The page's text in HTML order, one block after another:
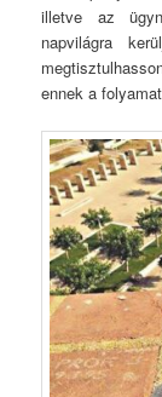
illetve az
napvilágra
ennek a